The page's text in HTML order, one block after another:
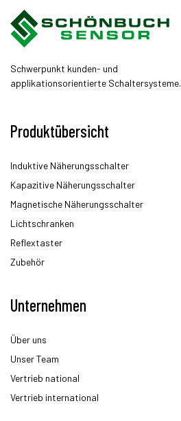
Schwerpunkt kunden- und
applikationsorientierte Schaltersysteme.
Produktübersicht
Induktive Näherungsschalter
Kapazitive Näherungsschalter
Magnetische Näherungsschalter
Lichtschranken
Reflextaster
Zubehör
Unternehmen
Über uns
Unser Team
Vertrieb national
Vertrieb international